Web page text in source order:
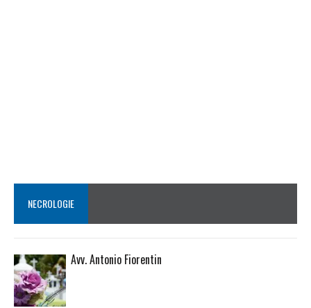
NECROLOGIE
Avv. Antonio Fiorentin